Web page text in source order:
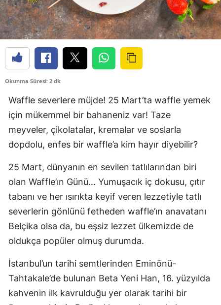
Okunma Süresi: 2 dk
Waffle severlere müjde! 25 Mart’ta waffle yemek
için mükemmel bir bahaneniz var! Taze
meyveler, çikolatalar, kremalar ve soslarla
dopdolu, enfes bir waffle’a kim hayır diyebilir?
25 Mart, dünyanın en sevilen tatlılarından biri
olan Waffle’ın Günü… Yumuşacık iç dokusu, çıtır
tabanı ve her ısırıkta keyif veren lezzetiyle tatlı
severlerin gönlünü fetheden waffle’ın anavatanı
Belçika olsa da, bu eşsiz lezzet ülkemizde de
oldukça popüler olmuş durumda.
İstanbul’un tarihi semtlerinden Eminönü-
Tahtakale’de bulunan Beta Yeni Han, 16. yüzyılda
kahvenin ilk kavrulduğu yer olarak tarihi bir